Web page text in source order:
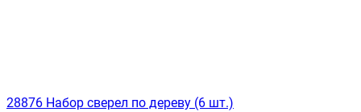
28876 Набор сверел по дереву (6 шт.)